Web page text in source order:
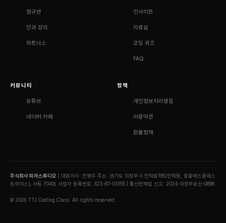
정규반
단과 강의
파트너스
인사이트
자료실
코딩 퀴즈
FAQ
커뮤니티
유튜브
네이버 카페
정책
개인정보처리방침
이용약관
환불정책
주식회사 피라스튜디오 | 대표이사: 전병우 주소: 경기도 의정부시 민락로195(민락동, 중흥에스클래스
트와이스), H동 704호 사업자 등록번호: 623-87-03155 | 통신판매업 신고: 2024-의정부송산-0898
© 2026 TTJ Coding Class. All rights reserved.